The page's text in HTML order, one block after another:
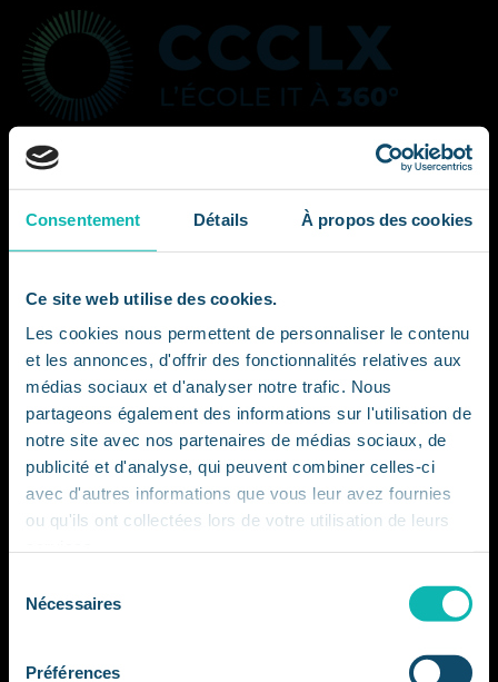
Consentement Détails À propos des cookies
Ce site web utilise des cookies.
Les cookies nous permettent de personnaliser le contenu
et les annonces, d'offrir des fonctionnalités relatives aux
médias sociaux et d'analyser notre trafic. Nous
partageons également des informations sur l'utilisation de
notre site avec nos partenaires de médias sociaux, de
publicité et d'analyse, qui peuvent combiner celles-ci
avec d'autres informations que vous leur avez fournies
ou qu'ils ont collectées lors de votre utilisation de leurs
Nécessaires
Préférences
CCCLX
151, boulevard Maxime Gorki
94800 Villejuif
L’école